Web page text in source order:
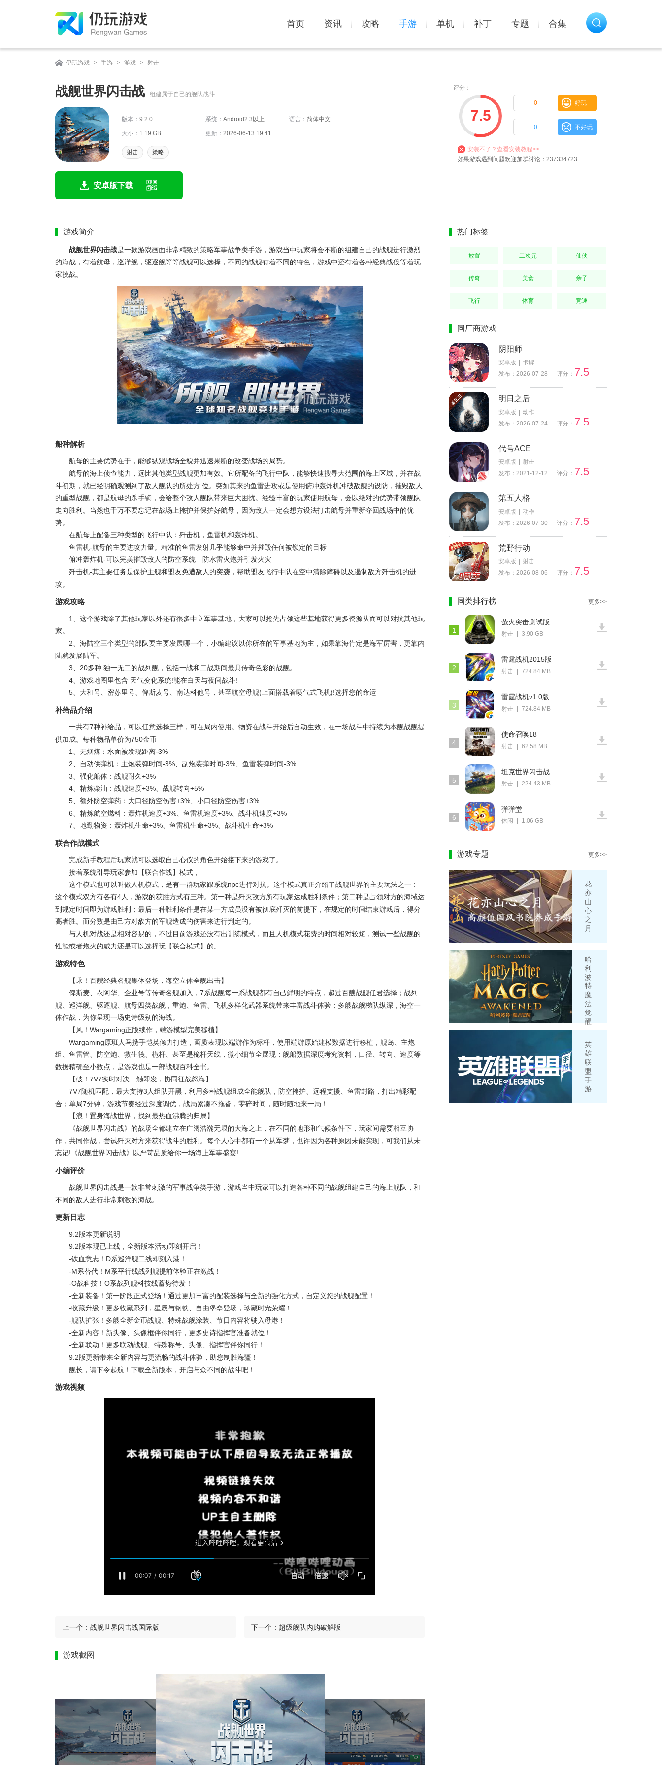
首页 资讯 攻略 手游 单机 补丁 专题 合集
仍玩游戏 > 手游 > 游戏 > 射击
评分：
7.5
好玩
0
不好玩
0
战舰世界闪击战 组建属于自己的舰队战斗
版本： 9.2.0 系统： Android2.3以上 语言： 简体中文
大小： 1.19 GB 更新： 2026-06-13 19:41
射击 策略
安卓版下载
安装不了？查看安装教程>>
如果游戏遇到问题欢迎加群讨论：237334723
游戏简介
战舰世界闪击战是一款游戏画面非常精致的策略军事战争类手游，游戏当中玩家将会不断的组建自己的战舰进行激烈
的海战，有着航母，巡洋舰，驱逐舰等等战舰可以选择，不同的战舰有着不同的特色，游戏中还有着各种经典战役等着玩
家挑战。
船种解析
航母的主要优势在于，能够纵观战场全貌并迅速果断的改变战场的局势。
航母的海上侦查能力，远比其他类型战舰更加有效。它所配备的飞行中队，能够快速搜寻大范围的海上区域，并在战
斗初期，就已经明确观测到了敌人舰队的所处方 位。突如其来的鱼雷进攻或是使用俯冲轰炸机冲破敌舰的设防，摧毁敌人
的重型战舰，都是航母的杀手锏，会给整个敌人舰队带来巨大困扰。经验丰富的玩家使用航母，会以绝对的优势带领舰队
走向胜利。当然也千万不要忘记在战场上掩护并保护好航母，因为敌人一定会想方设法打击航母并重新夺回战场中的优
势。
在航母上配备三种类型的飞行中队：歼击机，鱼雷机和轰炸机。
鱼雷机-航母的主要进攻力量。精准的鱼雷发射几乎能够命中并摧毁任何被锁定的目标
俯冲轰炸机-可以完美摧毁敌人的防空系统，防水雷火炮并引发火灾
歼击机-其主要任务是保护主舰和盟友免遭敌人的突袭，帮助盟友飞行中队在空中清除障碍以及遏制敌方歼击机的进
攻。
游戏攻略
1、这个游戏除了其他玩家以外还有很多中立军事基地，大家可以抢先占领这些基地获得更多资源从而可以对抗其他玩
家。
2、海陆空三个类型的部队要主要发展哪一个，小编建议以你所在的军事基地为主，如果靠海肯定是海军厉害，更靠内
陆就发展陆军。
3、20多种 独一无二的战列舰，包括一战和二战期间最具传奇色彩的战舰。
4、游戏地图里包含 天气变化系统!能在白天与夜间战斗!
5、大和号、密苏里号、俾斯麦号、南达科他号，甚至航空母舰(上面搭载着喷气式飞机)!选择您的命运
补给品介绍
一共有7种补给品，可以任意选择三样，可在局内使用。物资在战斗开始后自动生效，在一场战斗中持续为本舰战舰提
供加成。每种物品单价为750金币
1、无烟煤：水面被发现距离-3%
2、自动供弹机：主炮装弹时间-3%、副炮装弹时间-3%、鱼雷装弹时间-3%
3、强化船体：战舰耐久+3%
4、精炼柴油：战舰速度+3%、战舰转向+5%
5、额外防空弹药：大口径防空伤害+3%、小口径防空伤害+3%
6、精炼航空燃料：轰炸机速度+3%、鱼雷机速度+3%、战斗机速度+3%
7、地勤物资：轰炸机生命+3%、鱼雷机生命+3%、战斗机生命+3%
联合作战模式
完成新手教程后玩家就可以选取自己心仪的角色开始接下来的游戏了。
接着系统引导玩家参加【联合作战】模式，
这个模式也可以叫做人机模式，是有一群玩家跟系统npc进行对抗。这个模式真正介绍了战舰世界的主要玩法之一：
这个模式双方有各有4人，游戏的获胜方式有三种。第一种是歼灭敌方所有玩家达成胜利条件；第二种是占领对方的海域达
到规定时间即为游戏胜利；最后一种胜利条件是在某一方成员没有被彻底歼灭的前提下，在规定的时间结束游戏后，得分
高者胜。而分数是由己方对敌方的军舰造成的伤害来进行判定的。
与人机对战还是相对容易的，不过目前游戏还没有出训练模式，而且人机模式花费的时间相对较短，测试一些战舰的
性能或者炮火的威力还是可以选择玩【联合模式】的。
游戏特色
【乘！百艘经典名舰集体登场，海空立体全舰出击】
俾斯麦、衣阿华、企业号等传奇名舰加入，7系战舰每一系战舰都有自己鲜明的特点，超过百艘战舰任君选择；战列
舰、巡洋舰、驱逐舰、航母四类战舰，重炮、鱼雷、飞机多样化武器系统带来丰富战斗体验；多艘战舰梯队纵深，海空一
体作战，为你呈现一场史诗级别的海战。
【风！Wargaming正版续作，端游模型完美移植】
Wargaming原班人马携手恺英倾力打造，画质表现以端游作为标杆，使用端游原始建模数据进行移植，舰岛、主炮
组、鱼雷管、防空炮、救生筏、桅杆、甚至是桅杆天线，微小细节全展现；舰船数据深度考究资料，口径、转向、速度等
数据精确至小数点，是游戏也是一部战舰百科全书。
【破！7V7实时对决一触即发，协同征战怒海】
7V7随机匹配，最大支持3人组队开黑，利用多种战舰组成全能舰队，防空掩护、远程支援、鱼雷封路，打出精彩配
合；单局7分钟，游戏节奏经过深度调优，战局紧凑不拖沓，零碎时间，随时随地来一局！
【浪！置身海战世界，找到最热血沸腾的归属】
《战舰世界闪击战》的战场全都建立在广阔浩瀚无垠的大海之上，在不同的地形和气候条件下，玩家间需要相互协
作，共同作战，尝试歼灭对方来获得战斗的胜利。每个人心中都有一个从军梦，也许因为各种原因未能实现，可我们从未
忘记!《战舰世界闪击战》以严苛品质给你一场海上军事盛宴!
小编评价
战舰世界闪击战是一款非常刺激的军事战争类手游，游戏当中玩家可以打造各种不同的战舰组建自己的海上舰队，和
不同的敌人进行非常刺激的海战。
更新日志
9.2版本更新说明
9.2版本现已上线，全新版本活动即刻开启！
-铁血意志！D系巡洋舰二线即刻入港！
-M系替代！M系平行线战列舰提前体验正在激战！
-O战科技！O系战列舰科技线蓄势待发！
-全新装备！第一阶段正式登场！通过更加丰富的配装选择与全新的强化方式，自定义您的战舰配置！
-收藏升级！更多收藏系列，星辰与钢铁、自由堡垒登场，珍藏时光荣耀！
-舰队扩张！多艘全新金币战舰、特殊战舰涂装、节日内容将驶入母港！
-全新内容！新头像、头像框伴你同行，更多史诗指挥官准备就位！
-全新联动！更多联动战舰、特殊称号、头像、指挥官伴你同行！
9.2版更新带来全新内容与更流畅的战斗体验，助您制胜海疆！
舰长，请下令起航！下载全新版本，开启与众不同的战斗吧！
游戏视频
上一个： 战舰世界闪击战国际版 下一个： 超级舰队内购破解版
游戏截图
热门标签
放置 二次元 仙侠
传奇 美食 亲子
飞行 体育 竞速
同厂商游戏
阴阳师
安卓版
卡牌
发布：2026-07-28
评分： 7.5
明日之后
安卓版
动作
发布：2026-07-24
评分： 7.5
代号ACE
安卓版
射击
发布：2021-12-12
评分： 7.5
第五人格
安卓版
动作
发布：2026-07-30
评分： 7.5
荒野行动
安卓版
射击
发布：2026-08-06
评分： 7.5
同类排行榜 更多>>
1
萤火突击测试版
射击 3.90 GB
2
雷霆战机2015版
射击 724.84 MB
3
雷霆战机v1.0版
射击 724.84 MB
4
使命召唤18
射击 62.58 MB
5
坦克世界闪击战
射击 224.43 MB
6
弹弹堂
休闲 1.06 GB
游戏专题 更多>>
花
亦
山
心
之
月
哈
利
波
特
魔
法
觉
醒
英
雄
联
盟
手
游